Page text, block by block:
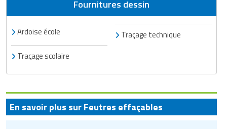
Ustensile cuisine professionnel
Vêtements personnalisés
Vitrines pour magasin
Traitement de l'air
Traitement des eaux
Trancheuse professionnelle
Tubes et profilés
Tapis de bureau
Tapis et caillebotis
Traitement des surfaces
Vestiaires et casiers
Equipements de football
Equipements de karting
Equipements pour patinage
Equipements pour skateboard
Pétrin professionnel
Piano de cuisson
Plats et plateaux
Portes commandes restaurant
Fournitures dessin
Ardoise école
Traçage scolaire
Traçage technique
En savoir plus sur Feutres effaçables